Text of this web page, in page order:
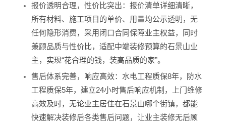
报价透明合理，性价比突出：报价清单详细清晰，
所有材料、施工项目的单价、用量均公示透明，无
任何隐形消费，采用闭口合同保障业主权益，同时
兼顾品质与性价比，适配中端装修预算的石景山业
主，实现“花合理的钱，装高品质的家”。
售后体系完善，响应高效：水电工程质保8年，防水
工程质保5年，建立24小时售后响应机制，上门维修
高效及时，无论业主居住在石景山哪个街镇，都能
快速解决装修后各类售后问题，让业主装修无后顾